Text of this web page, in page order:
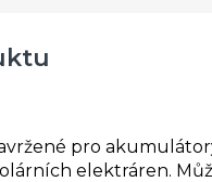
pro
elektráren.